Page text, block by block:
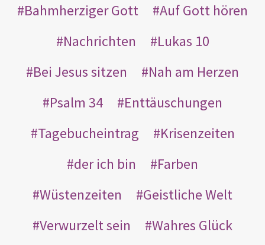
Bahmherziger Gott
Auf Gott hören
Nachrichten
Lukas 10
Bei Jesus sitzen
Nah am Herzen
Psalm 34
Enttäuschungen
Tagebucheintrag
Krisenzeiten
der ich bin
Farben
Wüstenzeiten
Geistliche Welt
Verwurzelt sein
Wahres Glück